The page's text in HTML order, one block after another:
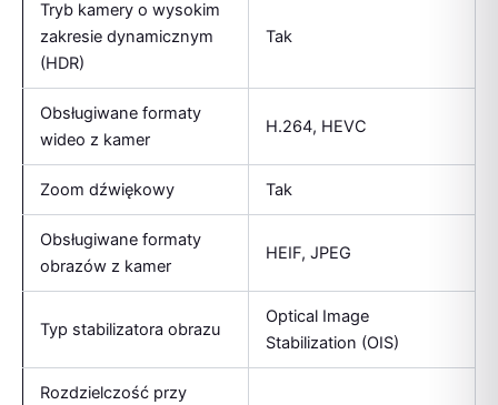
Tryb kamery o wysokim
zakresie dynamicznym
(HDR)
Tak
Obsługiwane formaty
wideo z kamer
H.264, HEVC
Zoom dźwiękowy Tak
Obsługiwane formaty
obrazów z kamer
HEIF, JPEG
Typ stabilizatora obrazu
Optical Image
Stabilization (OIS)
Rozdzielczość przy